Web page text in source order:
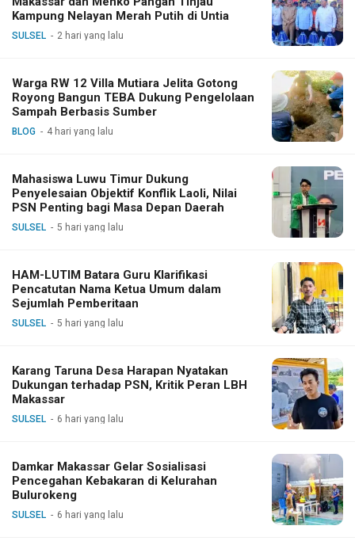
Kampung Nelayan Merah Putih di Untia
SULSEL 2 hari yang lalu
Warga RW 12 Villa Mutiara Jelita Gotong
Royong Bangun TEBA Dukung Pengelolaan
Sampah Berbasis Sumber
BLOG 4 hari yang lalu
Mahasiswa Luwu Timur Dukung
Penyelesaian Objektif Konflik Laoli, Nilai
PSN Penting bagi Masa Depan Daerah
SULSEL 5 hari yang lalu
HAM-LUTIM Batara Guru Klarifikasi
Pencatutan Nama Ketua Umum dalam
Sejumlah Pemberitaan
SULSEL 5 hari yang lalu
Karang Taruna Desa Harapan Nyatakan
Dukungan terhadap PSN, Kritik Peran LBH
Makassar
SULSEL 6 hari yang lalu
Damkar Makassar Gelar Sosialisasi
Pencegahan Kebakaran di Kelurahan
Bulurokeng
SULSEL 6 hari yang lalu